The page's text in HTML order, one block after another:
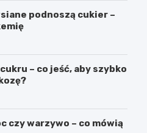
podnoszą cukier –
– co jeść, aby szybko
czy warzywo – co mówią